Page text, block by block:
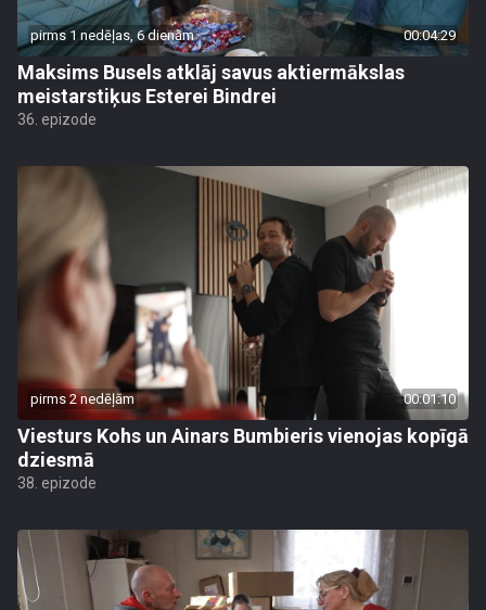
pirms 1 nedēļas, 6 dienām 00:04:29
Maksims Busels atklāj savus aktiermākslas
meistarstiķus Esterei Bindrei
36. epizode
pirms 2 nedēļām 00:01:10
Viesturs Kohs un Ainars Bumbieris vienojas kopīgā
dziesmā
38. epizode